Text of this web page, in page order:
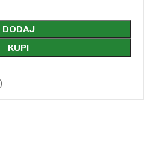
DODAJ
KUPI